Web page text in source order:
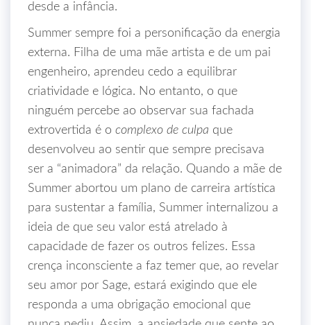
desde a infância.
Summer sempre foi a personificação da energia
externa. Filha de uma mãe artista e de um pai
engenheiro, aprendeu cedo a equilibrar
criatividade e lógica. No entanto, o que
ninguém percebe ao observar sua fachada
extrovertida é o complexo de culpa que
desenvolveu ao sentir que sempre precisava
ser a “animadora” da relação. Quando a mãe de
Summer abortou um plano de carreira artística
para sustentar a família, Summer internalizou a
ideia de que seu valor está atrelado à
capacidade de fazer os outros felizes. Essa
crença inconsciente a faz temer que, ao revelar
seu amor por Sage, estará exigindo que ele
responda a uma obrigação emocional que